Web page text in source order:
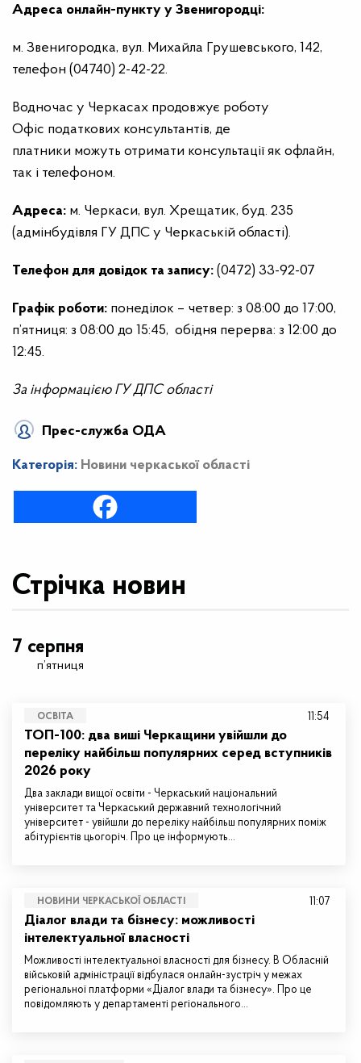
Адреса онлайн-пункту у Звенигородці:
м. Звенигородка, вул. Михайла Грушевського, 142,
телефон (04740) 2-42-22.
Водночас у Черкасах продовжує роботу
Офіс податкових консультантів, де
платники можуть отримати консультації як офлайн,
так і телефоном.
Адреса: м. Черкаси, вул. Хрещатик, буд. 235
(адмінбудівля ГУ ДПС у Черкаській області).
Телефон для довідок та запису: (0472) 33-92-07
Графік роботи: понеділок – четвер: з 08:00 до 17:00,
п’ятниця: з 08:00 до 15:45, обідня перерва: з 12:00 до
12:45.
За інформацією ГУ ДПС області
Прес-служба ОДА
Категорія: Новини черкаської області
Стрічка новин
7 серпня
п’ятниця
ОСВІТА
ТОП-100: два виші Черкащини увійшли до
переліку найбільш популярних серед вступників
2026 року
Два заклади вищої освіти - Черкаський національний
університет та Черкаський державний технологічний
університет - увійшли до переліку найбільш популярних поміж
абітурієнтів цьогоріч. Про це інформують…
11:54
НОВИНИ ЧЕРКАСЬКОЇ ОБЛАСТІ
Діалог влади та бізнесу: можливості
інтелектуальної власності
Можливості інтелектуальної власності для бізнесу. В Обласній
військовій адміністрації відбулася онлайн-зустріч у межах
регіональної платформи «Діалог влади та бізнесу». Про це
повідомляють у департаменті регіонального…
11:07